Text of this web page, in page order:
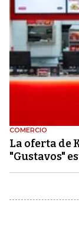
COMERCIO
La oferta de
"Gustavos"